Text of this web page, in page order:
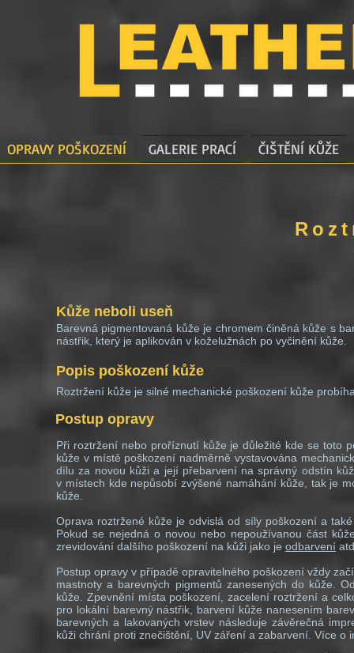
Kůže neboli useň
Barevná pigmentovaná kůže je chromem činěná kůže s
nástřik, který je aplikován v koželužnách po vyčinění kůže.
Popis poškození kůže
Roztržení kůže je silné mechanické poškození kůže
Postup opravy
Při roztržení nebo proříznutí kůže je důležité kde se toto
kůže v místě poškození nadměrně vystavována
dílu za novou kůži a její přebarvení na správný odstín
v místech kde nepůsobí zvýšené namáhání kůže, tak je
kůže.
Oprava roztržené kůže je odvislá od síly poškození a
Pokud se nejedná o novou nebo nepoužívanou část
zrevidování dalšího poškození na kůži jako je odbarvení
Postup opravy v případě opravitelného poškození vždy
mastnoty a barevných pigmentů zanesených do kůže.
kůže. Zpevnění místa poškození, zacelení roztržení a
pro lokální barevný nástřik, barvení kůže nanesením
barevných a lakovaných vrstev následuje závěrečná
kůži chrání proti znečištění, UV záření a zabarvení. Více o
OPRAVY POŠKOZENÍ GALERIE PRACÍ ČIŠTĚNÍ KŮŽE